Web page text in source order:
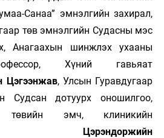
Санаа” эмнэлгийн захирал,
төв эмнэлгийн Судасны мэс
Анагаахын шинжлэх ухааны
Хүний гавьяат
Цэгээнжав, Улсын Гуравдугаар
Судсан дотуурх оношилгоо,
төвийн эмч, клиникийн
Цэрэндоржийн